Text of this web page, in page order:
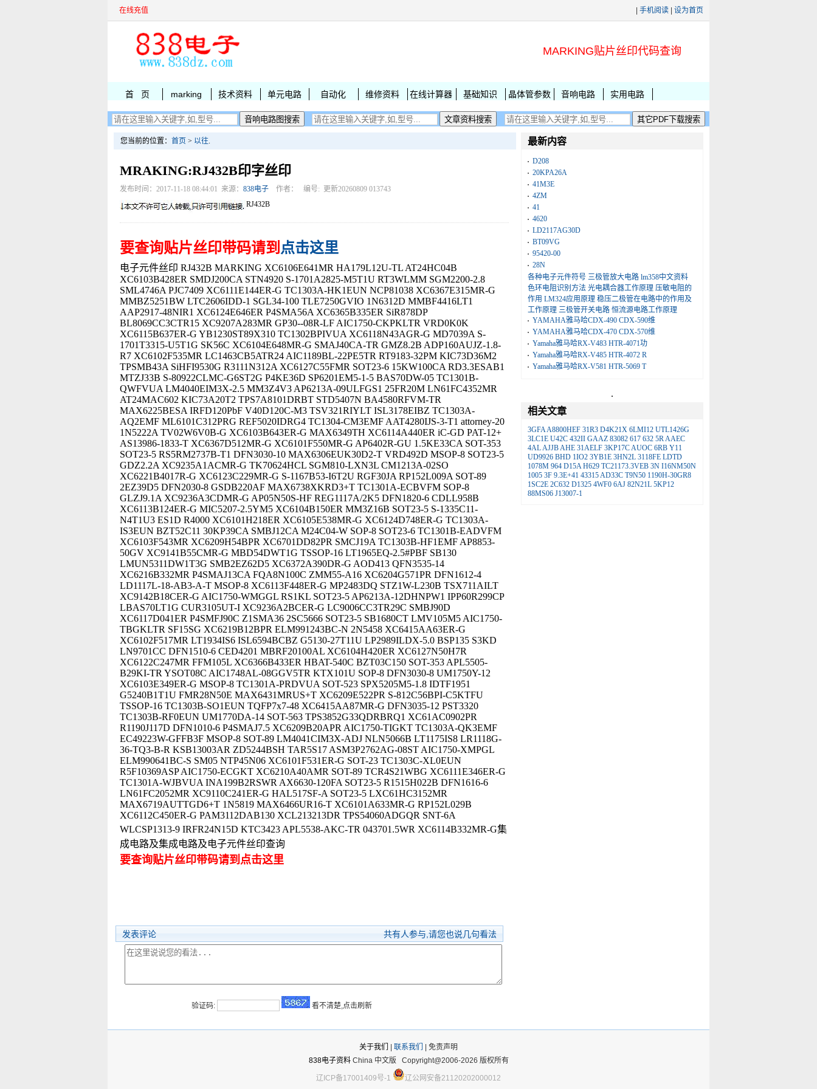
在线充值 手机阅读 设为首页
MARKING贴片丝印代码查询
首 页 marking 技术资料 单元电路 自动化 维修资料 在线计算器 基础知识 晶体管参数 音响电路 实用电路
您当前的位置： 首页 > 以往.
MRAKING:RJ432B印字丝印
发布时间：2017-11-18 08:44:01 来源： 838电子 作者： 编号: 更新20260809 013743
RJ432B
要查询贴片丝印带码请到 点击这里
电子元件丝印 RJ432B MARKING XC6106E641MR HA179L12U-TL AT24HC04B
XC6103B428ER SMDJ200CA STN4920 S-1701A2825-M5T1U RT3WLMM SGM2200-2.8
SML4746A PJC7409 XC6111E144ER-G TC1303A-HK1EUN NCP81038 XC6367E315MR-G
MMBZ5251BW LTC2606IDD-1 SGL34-100 TLE7250GVIO 1N6312D MMBF4416LT1
AAP2917-48NIR1 XC6124E646ER P4SMA56A XC6365B335ER SiR878DP
BL8069CC3CTR15 XC9207A283MR GP30--08R-LF AIC1750-CKPKLTR VRD0K0K
XC6115B637ER-G YB1230ST89X310 TC1302BPIVUA XC6118N43AGR-G MD7039A S-
1701T3315-U5T1G SK56C XC6104E648MR-G SMAJ40CA-TR GMZ8.2B ADP160AUJZ-1.8-
R7 XC6102F535MR LC1463CB5ATR24 AIC1189BL-22PE5TR RT9183-32PM KIC73D36M2
TPSMB43A SiHFI9530G R3111N312A XC6127C55FMR SOT23-6 15KW100CA RD3.3ESAB1
MTZJ33B S-80922CLMC-G6ST2G P4KE36D SP6201EM5-1-5 BAS70DW-05 TC1301B-
QWFVUA LM4040EIM3X-2.5 MM3Z4V3 AP6213A-09ULFGS1 25FR20M LN61FC4352MR
AT24MAC602 KIC73A20T2 TPS7A8101DRBT STD5407N BA4580RFVM-TR
MAX6225BESA IRFD120PbF V40D120C-M3 TSV321RIYLT ISL3178EIBZ TC1303A-
AQ2EMF ML6101C312PRG REF5020IDRG4 TC1304-CM3EMF AAT4280IJS-3-T1 attorney-20
1N5222A TV02W6V0B-G XC6103B643ER-G MAX6349TH XC6114A440ER iC-GD PAT-12+
AS13986-1833-T XC6367D512MR-G XC6101F550MR-G AP6402R-GU 1.5KE33CA SOT-353
SOT23-5 RS5RM2737B-T1 DFN3030-10 MAX6306EUK30D2-T VRD492D MSOP-8 SOT23-5
GDZ2.2A XC9235A1ACMR-G TK70624HCL SGM810-LXN3L CM1213A-02SO
XC6221B4017R-G XC6123C229MR-G S-1167B53-I6T2U RGF30JA RP152L009A SOT-89
2EZ39D5 DFN2030-8 GSDB220AF MAX6738XKRD3+T TC1301A-ECBVFM SOP-8
GLZJ9.1A XC9236A3CDMR-G AP05N50S-HF REG1117A/2K5 DFN1820-6 CDLL958B
XC6113B124ER-G MIC5207-2.5YM5 XC6104B150ER MM3Z16B SOT23-5 S-1335C11-
N4T1U3 ES1D R4000 XC6101H218ER XC6105E538MR-G XC6124D748ER-G TC1303A-
IS3EUN BZT52C11 30KP39CA SMBJ12CA M24C04-W SOP-8 SOT23-6 TC1301B-EADVFM
XC6103F543MR XC6209H54BPR XC6701DD82PR SMCJ19A TC1303B-HF1EMF AP8853-
50GV XC9141B55CMR-G MBD54DWT1G TSSOP-16 LT1965EQ-2.5#PBF SB130
LMUN5311DW1T3G SMB2EZ62D5 XC6372A390DR-G AOD413 QFN3535-14
XC6216B332MR P4SMAJ13CA FQA8N100C ZMM55-A16 XC6204G571PR DFN1612-4
LD1117L-18-AB3-A-T MSOP-8 XC6113F448ER-G MP2483DQ STZ1W-L230B TSX711AILT
XC9142B18CER-G AIC1750-WMGGL RS1KL SOT23-5 AP6213A-12DHNPW1 IPP60R299CP
LBAS70LT1G CUR3105UT-I XC9236A2BCER-G LC9006CC3TR29C SMBJ90D
XC6117D041ER P4SMFJ90C Z1SMA36 2SC5666 SOT23-5 SB1680CT LMV105M5 AIC1750-
TBGKLTR SF15SG XC6219B12BPR ELM991243BC-N 2N5458 XC6415AA63ER-G
XC6102F517MR LT1934IS6 ISL6594BCBZ G5130-27T11U LP2989ILDX-5.0 BSP135 S3KD
LN9701CC DFN1510-6 CED4201 MBRF20100AL XC6104H420ER XC6127N50H7R
XC6122C247MR FFM105L XC6366B433ER HBAT-540C BZT03C150 SOT-353 APL5505-
B29KI-TR YSOT08C AIC1748AL-08GGV5TR KTX101U SOP-8 DFN3030-8 UM1750Y-12
XC6103E349ER-G MSOP-8 TC1301A-PRDVUA SOT-523 SPX5205M5-1.8 IDTF1951
G5240B1T1U FMR28N50E MAX6431MRUS+T XC6209E522PR S-812C56BPI-C5KTFU
TSSOP-16 TC1303B-SO1EUN TQFP7x7-48 XC6415AA87MR-G DFN3035-12 PST3320
TC1303B-RF0EUN UM1770DA-14 SOT-563 TPS3852G33QDRBRQ1 XC61AC0902PR
R1190J117D DFN1010-6 P4SMAJ7.5 XC6209B20APR AIC1750-TIGKT TC1303A-QK3EMF
EC49223W-GFFB3F MSOP-8 SOT-89 LM4041CIM3X-ADJ NLN5066B LT1175IS8 LR1118G-
36-TQ3-B-R KSB13003AR ZD5244BSH TAR5S17 ASM3P2762AG-08ST AIC1750-XMPGL
ELM990641BC-S SM05 NTP45N06 XC6101F531ER-G SOT-23 TC1303C-XL0EUN
R5F10369ASP AIC1750-ECGKT XC6210A40AMR SOT-89 TCR4S21WBG XC6111E346ER-G
TC1301A-WJBVUA INA199B2RSWR AX6630-120FA SOT23-5 R1515H022B DFN1616-6
LN61FC2052MR XC9110C241ER-G HAL517SF-A SOT23-5 LXC61HC3152MR
MAX6719AUTTGD6+T 1N5819 MAX6466UR16-T XC6101A633MR-G RP152L029B
XC6112C450ER-G PAM3112DAB130 XCL213213DR TPS54060ADGQR SNT-6A
WLCSP1313-9 IRFR24N15D KTC3423 APL5538-AKC-TR 043701.5WR XC6114B332MR-G集
成电路及集成电路及电子元件丝印查询
要查询贴片丝印带码请到点击这里
发表评论 共有人参与,请您也说几句看法
验证码: 看不清楚,点击刷新
最新内容
D208
20KPA26A
41M3E
4ZM
41
4620
LD2117AG30D
BT09VG
95420-00
28N
各种电子元件符号 三极管放大电路 lm358中文资料
色环电阻识别方法 光电耦合器工作原理 压敏电阻的
作用 LM324应用原理 稳压二极管在电路中的作用及
工作原理 三极管开关电路 恒流源电路工作原理
YAMAHA雅马哈CDX-490 CDX-590维
YAMAHA雅马哈CDX-470 CDX-570维
Yamaha雅马哈RX-V483 HTR-4071功
Yamaha雅马哈RX-V485 HTR-4072 R
Yamaha雅马哈RX-V581 HTR-5069 T
.
相关文章
3GFAA8800HEF 31R3 D4K21X 6LMI12 UTL1426G
3LC1E U42C 432II GAAZ 83082 617 632 5RAAEC
4ALAJJBAHE 31AELF 3KP17CAUOC 6RB Y11
UD9926 BHD 1IO2 3YB1E 3HN2L 3118FE LDTD
1078M 964 D15A H629 TC21173.3VEB 3N I16NM50N
1005 3F 9.3E+41 43315AD33C T9N50 1190H-30GR8
1SC2E 2C632 D1325 4WF0 6AJ 82N21L 5KP12
88MS06 J13007-1
关于我们 联系我们
| 免责声明
838电子资料China 中文版 Copyright@2006-2026 版权所有
辽ICP备17001409号-1 辽公网安备21120202000012